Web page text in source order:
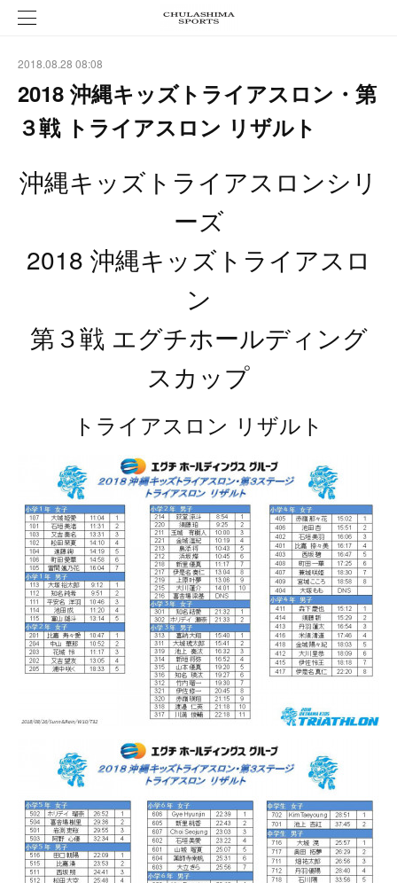
2018.08.28 08:08
2018 沖縄キッズトライアスロン・第
３戦 トライアスロン リザルト
沖縄キッズトライアスロンシリ
ーズ
2018 沖縄キッズトライアスロ
ン
第３戦 エグチホールディング
スカップ
トライアスロン リザルト